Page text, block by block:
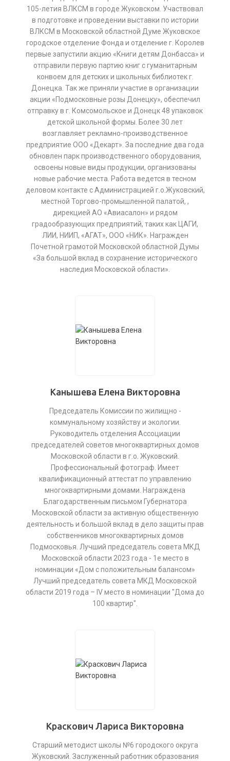
105-летия ВЛКСМ в городе Жуковском. Участвовал
в подготовке и проведении выставки по истории
ВЛКСМ в Московской областной Думе Жуковское
городское отделение Фонда и отделение г. Королев
первые запустили акцию «Книги детям Донбасса» и
отправили первую партию книг с гуманитарным
конвоем для детских и школьных библиотек г.
Донецка. Так же приняли участие в организации
акции «Подмосковные розы Донецку», обеспечил
отправку в г. Комсомольское и Донецк 48 упаковок
детской школьной формы. Более 30 лет
возглавляет рекламно-производственное
предприятие ООО «Декарт». За последние два года
обновлен парк производственного оборудования,
освоены новые виды продукции, организованы
новые рабочие места. Работа ведется в тесном
деловом контакте с Администрацией г.о.Жуковский,
местной Торгово-промышленной палатой, ,
дирекцией АО «Авиасалон» и рядом
градообразующих предприятий, таких как ЦАГИ,
ЛИИ, НИИП, «АГАТ», ООО «НИК». Награжден
Почетной грамотой Московской областной Думы
«За большой вклад в сохранение исторического
наследия Московской области».
Канышева Елена Викторовна
Председатель Комиссии по жилищно -
коммунальному хозяйству и экологии.
Руководитель отделения Ассоциации
председателей советов многоквартирных домов
Московской области в г.о. Жуковский.
Профессиональный фотограф. Имеет
квалификационный аттестат по управлению
многоквартирными домами. Награждена
Благодарственным письмом Губернатора
Московской области за активную общественную
деятельность и большой вклад в дело защиты прав
собственников многоквартирных домов
Подмосковья. Лучший председатель совета МКД
Московской области 2023 года - 1е место в
номинации «Дом с положительным балансом»
Лучший председатель совета МКД Московской
области 2019 года – IV место в номинации "Дома до
100 квартир".
Краскович Лариса Викторовна
Старший методист школы №6 городского округа
Жуковский. Заслуженный работник образования